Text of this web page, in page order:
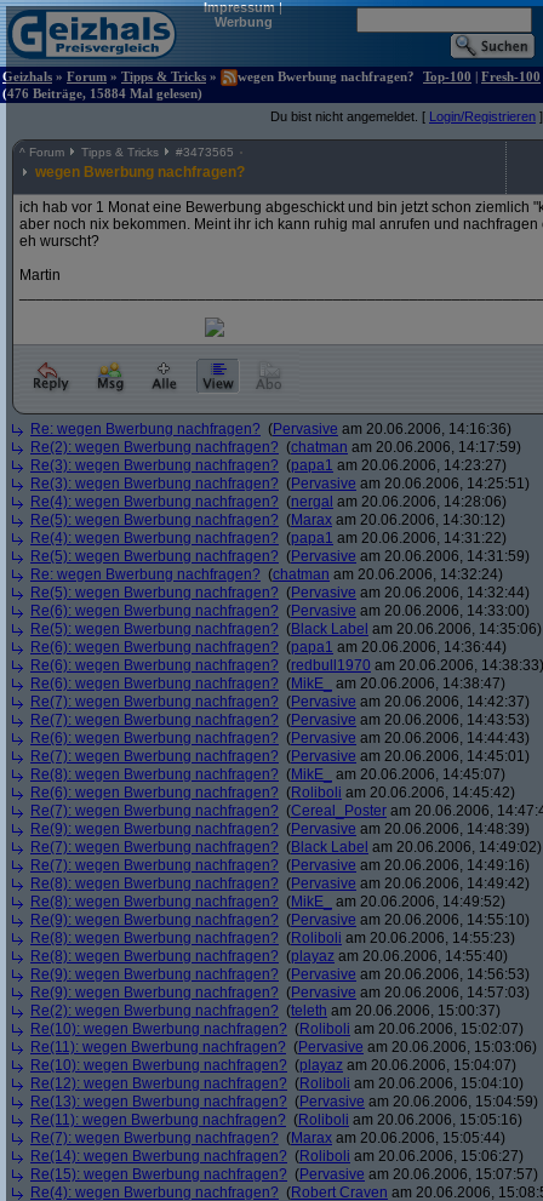
Impressum|
Werbung
Geizhals » Forum » Tipps & Tricks »
wegen Bwerbung nachfragen?
(476 Beiträge, 15884 Mal gelesen)
Top-100 | Fresh-100
Du bist nicht angemeldet. [ Login/Registrieren ]
^ Forum Tipps & Tricks #3473565
wegen Bwerbung nachfragen?
ich hab vor 1 Monat eine Bewerbung abgeschickt und bin jetzt schon ziemlich
aber noch nix bekommen. Meint ihr ich kann ruhig mal anrufen und
eh wurscht?
Martin
Re: wegen Bwerbung nachfragen? (Pervasive am 20.06.2006, 14:16:36)
Re(2): wegen Bwerbung nachfragen? (chatman am 20.06.2006, 14:17:59)
Re(3): wegen Bwerbung nachfragen? (papa1 am 20.06.2006, 14:23:27)
Re(3): wegen Bwerbung nachfragen? (Pervasive am 20.06.2006, 14:25:51)
Re(4): wegen Bwerbung nachfragen? (nergal am 20.06.2006, 14:28:06)
Re(5): wegen Bwerbung nachfragen? (Marax am 20.06.2006, 14:30:12)
Re(4): wegen Bwerbung nachfragen? (papa1 am 20.06.2006, 14:31:22)
Re(5): wegen Bwerbung nachfragen? (Pervasive am 20.06.2006, 14:31:59)
Re: wegen Bwerbung nachfragen? (chatman am 20.06.2006, 14:32:24)
Re(5): wegen Bwerbung nachfragen? (Pervasive am 20.06.2006, 14:32:44)
Re(6): wegen Bwerbung nachfragen? (Pervasive am 20.06.2006, 14:33:00)
Re(5): wegen Bwerbung nachfragen? (Black Label am 20.06.2006, 14:35:06)
Re(6): wegen Bwerbung nachfragen? (papa1 am 20.06.2006, 14:36:44)
Re(6): wegen Bwerbung nachfragen? (redbull1970 am 20.06.2006, 14:38:33)
Re(6): wegen Bwerbung nachfragen? (MikE_
am 20.06.2006, 14:38:47)
Re(7): wegen Bwerbung nachfragen? (Pervasive am 20.06.2006, 14:42:37)
Re(7): wegen Bwerbung nachfragen? (Pervasive am 20.06.2006, 14:43:53)
Re(6): wegen Bwerbung nachfragen? (Pervasive am 20.06.2006, 14:44:43)
Re(7): wegen Bwerbung nachfragen? (Pervasive am 20.06.2006, 14:45:01)
Re(8): wegen Bwerbung nachfragen? (MikE_
am 20.06.2006, 14:45:07)
Re(6): wegen Bwerbung nachfragen? (Roliboli am 20.06.2006, 14:45:42)
Re(7): wegen Bwerbung nachfragen? (Cereal_Poster am 20.06.2006,
Re(9): wegen Bwerbung nachfragen? (Pervasive am 20.06.2006, 14:48:39)
Re(7): wegen Bwerbung nachfragen? (Black Label am 20.06.2006, 14:49:02)
Re(7): wegen Bwerbung nachfragen? (Pervasive am 20.06.2006, 14:49:16)
Re(8): wegen Bwerbung nachfragen? (Pervasive am 20.06.2006, 14:49:42)
Re(8): wegen Bwerbung nachfragen? (MikE_
am 20.06.2006, 14:49:52)
Re(9): wegen Bwerbung nachfragen? (Pervasive am 20.06.2006, 14:55:10)
Re(8): wegen Bwerbung nachfragen? (Roliboli am 20.06.2006, 14:55:23)
Re(8): wegen Bwerbung nachfragen? (playaz am 20.06.2006, 14:55:40)
Re(9): wegen Bwerbung nachfragen? (Pervasive am 20.06.2006, 14:56:53)
Re(9): wegen Bwerbung nachfragen? (Pervasive am 20.06.2006, 14:57:03)
Re(2): wegen Bwerbung nachfragen? (teleth am 20.06.2006, 15:00:37)
Re(10): wegen Bwerbung nachfragen? (Roliboli am 20.06.2006, 15:02:07)
Re(11): wegen Bwerbung nachfragen? (Pervasive am 20.06.2006, 15:03:06)
Re(10): wegen Bwerbung nachfragen? (playaz am 20.06.2006, 15:04:07)
Re(12): wegen Bwerbung nachfragen? (Roliboli am 20.06.2006, 15:04:10)
Re(13): wegen Bwerbung nachfragen? (Pervasive am 20.06.2006, 15:04:59)
Re(11): wegen Bwerbung nachfragen? (Roliboli am 20.06.2006, 15:05:16)
Re(7): wegen Bwerbung nachfragen? (Marax am 20.06.2006, 15:05:44)
Re(14): wegen Bwerbung nachfragen? (Roliboli am 20.06.2006, 15:06:27)
Re(15): wegen Bwerbung nachfragen? (Pervasive am 20.06.2006, 15:07:57)
Re(4): wegen Bwerbung nachfragen? (Robert Craven am 20.06.2006,